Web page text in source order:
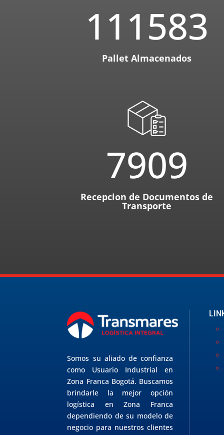
111583
Pallet Almacenados
7909
Recepcion de Documentos de
Transporte
Somos su aliado de confianza
como Usuario Industrial en
Zona Franca Bogotá. Buscamos
brindarle la mejor opción
logística en Zona Franca
dependiendo de su modelo de
negocio para nuestros clientes